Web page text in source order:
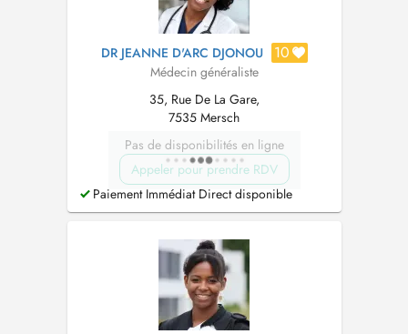
DR JEANNE D'ARC DJONOU 10
Médecin généraliste
35, Rue De La Gare,
7535 Mersch
Pas de disponibilités en ligne
Appeler pour prendre RDV
Paiement Immédiat Direct disponible